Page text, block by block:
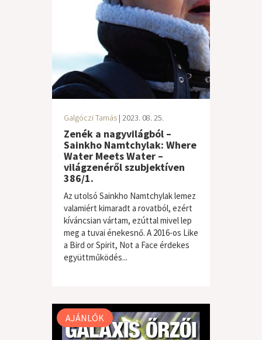
Galgóczi Tamás | 2023. 08. 25.
Zenék a nagyvilágból –
Sainkho Namtchylak: Where
Water Meets Water –
világzenéről szubjektíven
386/1.
Az utolsó Sainkho Namtchylak lemez
valamiért kimaradt a rovatból, ezért
kíváncsian vártam, ezúttal mivel lep
meg a tuvai énekesnő. A 2016-os Like
a Bird or Spirit, Not a Face érdekes
együttműködés...
világzene / folk
AJÁNLÓK